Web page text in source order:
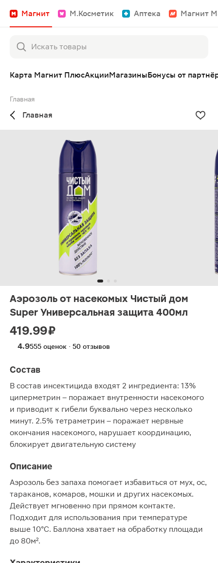
Магнит М.Косметик Аптека Магнит
Карта Магнит ПлюсАкцииМагазиныБонусы от
Главная
Главная
Аэрозоль от насекомых Чистый дом
Super Универсальная защита 400мл
419.99 ₽
4.9555 оценок · 50 отзывов
Состав
В состав инсектицида входят 2 ингредиента: 13%
циперметрин – поражает внутренности насекомого
и приводит к гибели буквально через несколько
минут. 2.5% тетраметрин – поражает нервные
окончания насекомого, нарушает координацию,
блокирует двигательную систему
Описание
Аэрозоль без запаха помогает избавиться от мух, ос,
тараканов, комаров, мошки и других насекомых.
Действует мгновенно при прямом контакте.
Подходит для использования при температуре
выше 10°C. Баллона хватает на обработку площади
до 80м².